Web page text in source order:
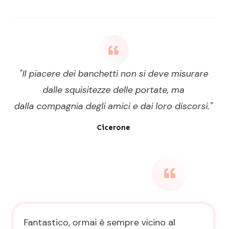
"Ilpiaceredeibanchettinon si deve misurare
dalle squisitezze delle portate, ma
dalla compagnia degliamicie dai loro discorsi."
Cicerone
Fantastico, ormai è sempre vicino al